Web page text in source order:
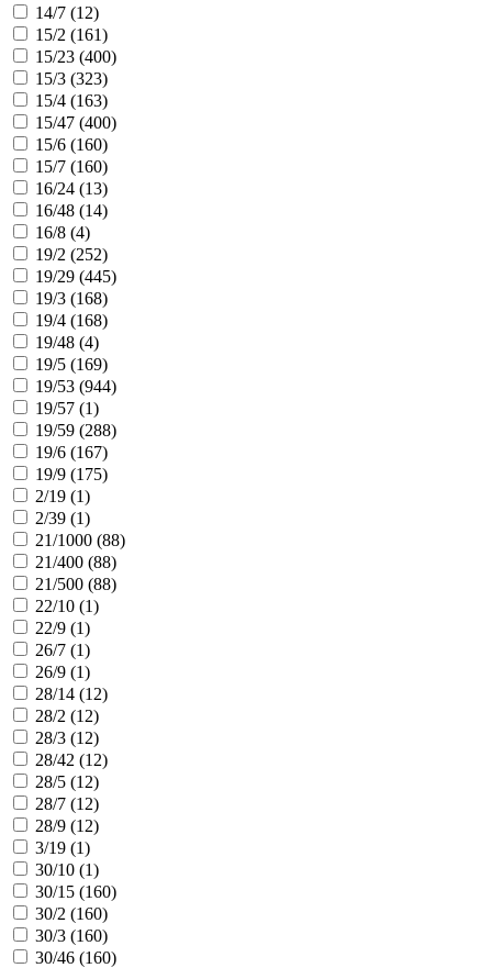
14/7 (12)
15/2 (161)
15/23 (400)
15/3 (323)
15/4 (163)
15/47 (400)
15/6 (160)
15/7 (160)
16/24 (13)
16/48 (14)
16/8 (4)
19/2 (252)
19/29 (445)
19/3 (168)
19/4 (168)
19/48 (4)
19/5 (169)
19/53 (944)
19/57 (1)
19/59 (288)
19/6 (167)
19/9 (175)
2/19 (1)
2/39 (1)
21/1000 (88)
21/400 (88)
21/500 (88)
22/10 (1)
22/9 (1)
26/7 (1)
26/9 (1)
28/14 (12)
28/2 (12)
28/3 (12)
28/42 (12)
28/5 (12)
28/7 (12)
28/9 (12)
3/19 (1)
30/10 (1)
30/15 (160)
30/2 (160)
30/3 (160)
30/46 (160)